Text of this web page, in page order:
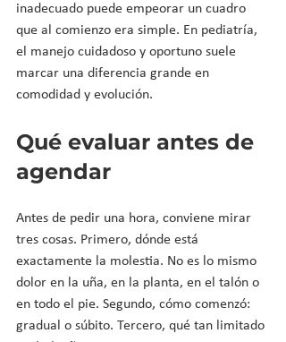
inadecuado puede empeorar un cuadro
que al comienzo era simple. En pediatría,
el manejo cuidadoso y oportuno suele
marcar una diferencia grande en
comodidad y evolución.
Qué evaluar antes de
agendar
Antes de pedir una hora, conviene mirar
tres cosas. Primero, dónde está
exactamente la molestia. No es lo mismo
dolor en la uña, en la planta, en el talón o
en todo el pie. Segundo, cómo comenzó:
gradual o súbito. Tercero, qué tan limitado